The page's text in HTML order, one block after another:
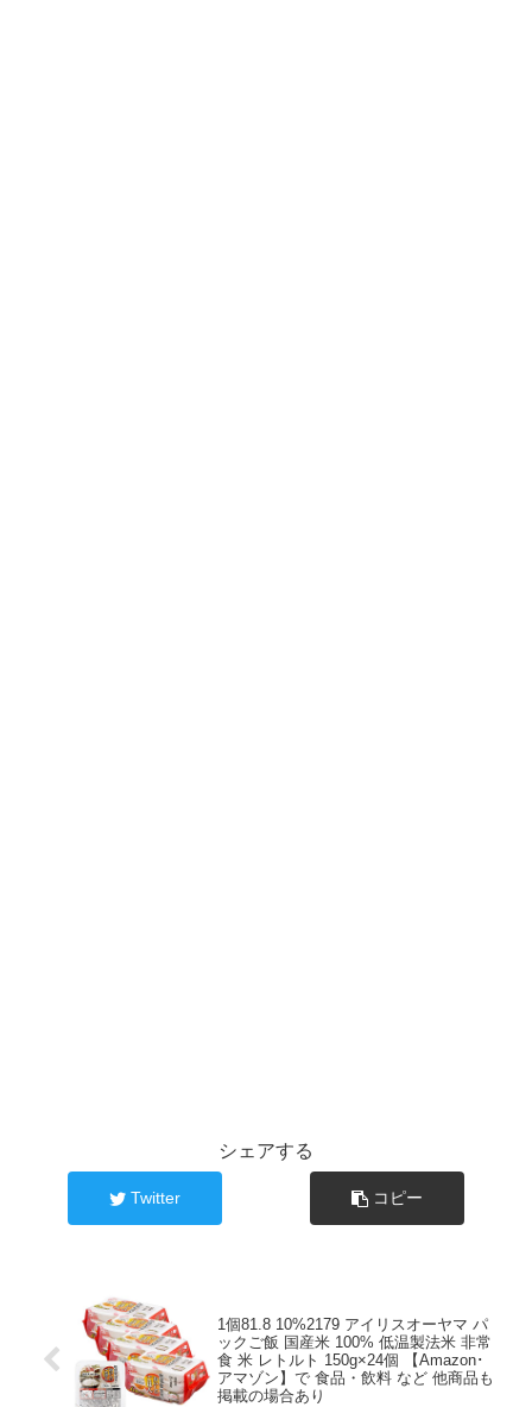
シェアする
Twitter コピー
1個81.8 10%2179 アイリスオーヤマ パ
ックご飯 国産米 100% 低温製法米 非常
食 米 レトルト 150g×24個 【Amazon･
アマゾン】で 食品・飲料 など 他商品も
掲載の場合あり